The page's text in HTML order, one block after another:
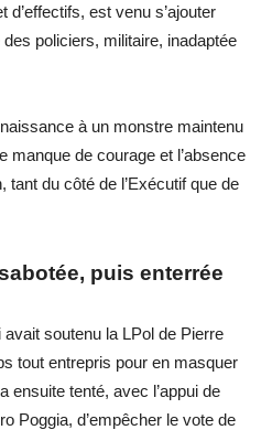
d’effectifs, est venu s’ajouter
policiers, militaire, inadaptée
à un monstre maintenu
manque de courage et l’absence
tant du côté de l’Exécutif que de
puis enterrée
avait soutenu la LPol de Pierre
tout entrepris pour en masquer
ensuite tenté, avec l’appui de
Poggia, d’empêcher le vote de